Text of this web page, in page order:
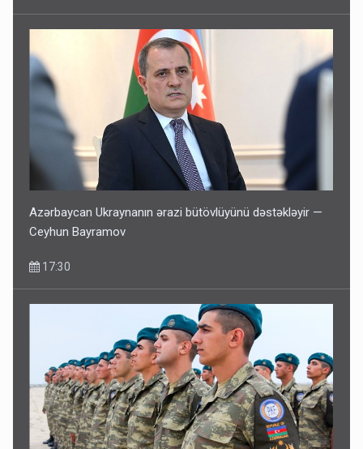
Azərbaycan Ukraynanın ərazi bütövlüyünü dəstəkləyir —
Ceyhun Bayramov
17:30